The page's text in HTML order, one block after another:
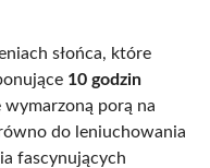
słońca, które
10 godzin
wymarzoną porą na
do leniuchowania
fascynujących